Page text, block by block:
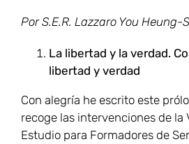
Por S.E.R. Lazzaro You Heung-
La libertad y la verdad.
libertad y verdad
Con alegría he escrito este
recoge las intervenciones de la
Estudio para Formadores de